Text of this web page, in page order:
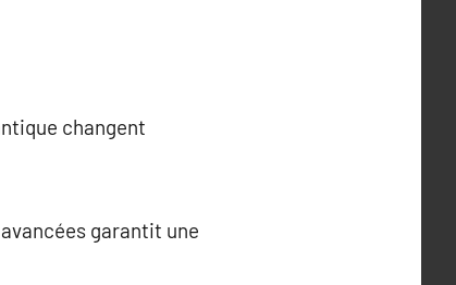
changent
garantit une